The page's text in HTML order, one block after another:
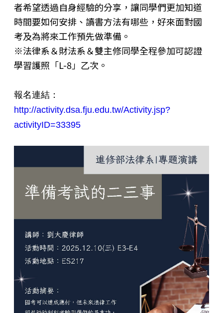
者希望透過自身經驗的分享，讓同學們更加知道
時間要如何安排、讀書方法有哪些，好來面對國
考及為將來工作預先做準備。
※法律系＆財法系＆雙主修同學全程參加可認證
學習護照「L-8」乙次。
報名連結：
http://activity.dsa.fju.edu.tw/Activity.jsp?
activityID=33395